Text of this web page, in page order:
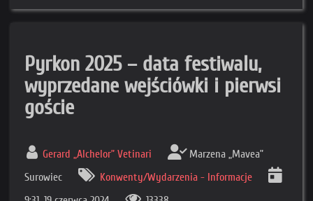
Pyrkon 2025 – data festiwalu,
wyprzedane wejściówki i pierwsi
goście
Gerard „Alchelor” Vetinari
Marzena „Mavea”
Surowiec
Konwenty/Wydarzenia - Informacje